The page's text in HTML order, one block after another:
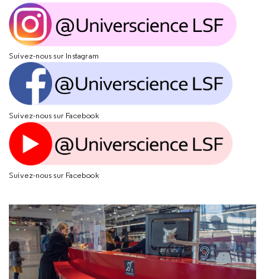
Suivez-nous sur Instagram
Suivez-nous sur Facebook
Suivez-nous sur Facebook